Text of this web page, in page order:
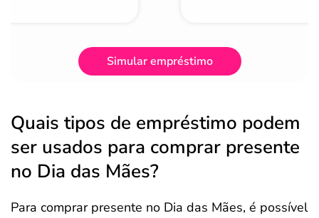
Simular empréstimo
Quais tipos de empréstimo podem
ser usados para comprar presente
no Dia das Mães?
Para comprar presente no Dia das Mães, é possível